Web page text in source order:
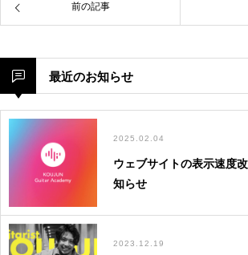
前の記事
最近のお知らせ
2025.02.04
ウェブサイトの表示速度
知らせ
2023.12.19